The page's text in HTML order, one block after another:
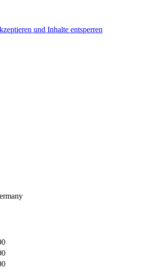
und Inhalte entsperren